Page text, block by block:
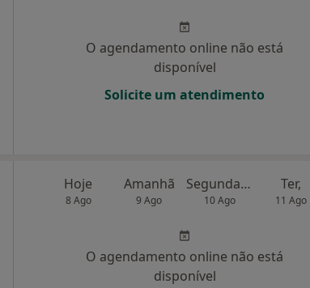
O agendamento online não está
disponível
Solicite um atendimento
Hoje
8 Ago
Amanhã
9 Ago
Segunda-feira
10 Ago
Ter,
11 Ago
O agendamento online não está
disponível